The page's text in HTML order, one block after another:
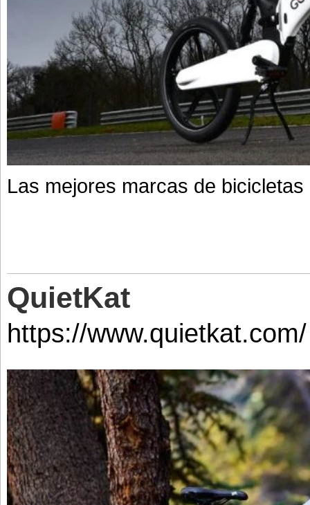
Las mejores marcas de
QuietKat
https://www.quietkat.com/